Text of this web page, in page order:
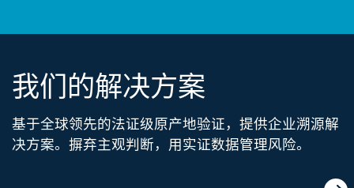
我们的解决方案
基于全球领先的法证级原产地验证，提供企业溯源解
决方案。摒弃主观判断，用实证数据管理风险。